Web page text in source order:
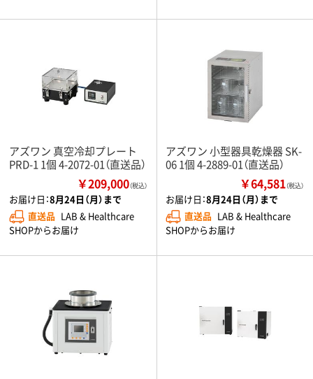
アズワン 真空冷却プレート
PRD-1 1個 4-2072-01（直送品）
￥209,000（税込）
お届け日：8月24日（月）まで
直送品 LAB & Healthcare
SHOPからお届け
アズワン 小型器具乾燥器 SK-
06 1個 4-2889-01（直送品）
￥64,581（税込）
お届け日：8月24日（月）まで
直送品 LAB & Healthcare
SHOPからお届け